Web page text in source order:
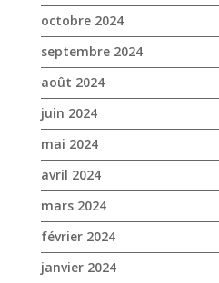
octobre 2024
septembre 2024
août 2024
juin 2024
mai 2024
avril 2024
mars 2024
février 2024
janvier 2024